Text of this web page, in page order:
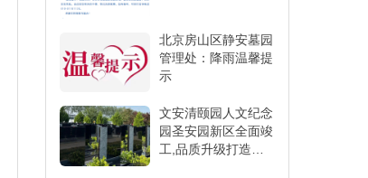
北京房山区静安墓园
管理处：降雨温馨提
示
文安清颐园人文纪念
园圣安园新区全面竣
工,品质升级打造人